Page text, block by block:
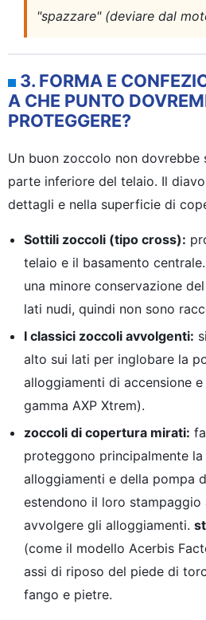
"spazzare" (deviare dal
3. FORMA E
A CHE PUNTO
PROTEGGERE?
Un buon zoccolo non dovrebbe
parte inferiore del telaio. Il
dettagli e nella superficie di
Sottili zoccoli (tipo cross):
telaio e il basamento
una minore conservazione
lati nudi, quindi non sono
I classici zoccoli avvolgenti:
alto sui lati per inglobare la
alloggiamenti di accensione
gamma AXP Xtrem).
zoccoli di copertura mirati:
proteggono principalmente
alloggiamenti e della pompa
estendono il loro
avvolgere gli alloggiamenti.
(come il modello Acerbis
assi di riposo del piede di
fango e pietre.